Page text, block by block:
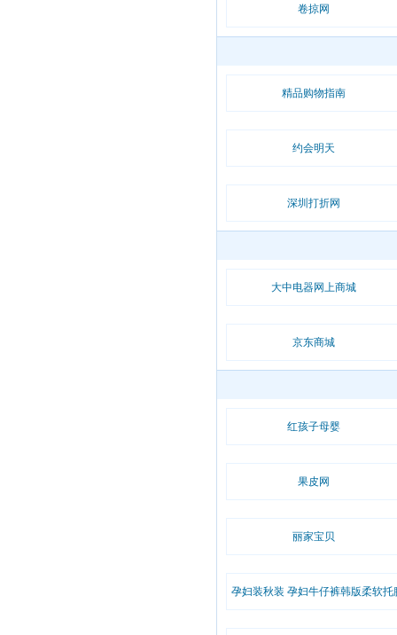
卷掠网
精品购物指南
约会明天
深圳打折网
大中电器网上商城
京东商城
红孩子母婴
果皮网
丽家宝贝
孕妇装秋装 孕妇牛仔裤韩版柔软托